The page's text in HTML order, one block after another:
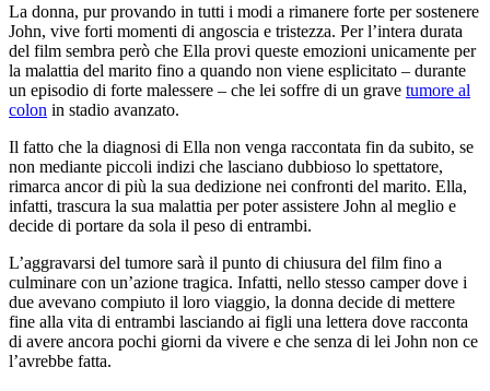
La donna, pur provando in tutti i modi a rimanere forte per sostenere
John, vive forti momenti di angoscia e tristezza. Per l’intera durata
del film sembra però che Ella provi queste emozioni unicamente per
la malattia del marito fino a quando non viene esplicitato – durante
un episodio di forte malessere – che lei soffre di un grave tumore al
colon in stadio avanzato.
Il fatto che la diagnosi di Ella non venga raccontata fin da subito, se
non mediante piccoli indizi che lasciano dubbioso lo spettatore,
rimarca ancor di più la sua dedizione nei confronti del marito. Ella,
infatti, trascura la sua malattia per poter assistere John al meglio e
decide di portare da sola il peso di entrambi.
L’aggravarsi del tumore sarà il punto di chiusura del film fino a
culminare con un’azione tragica. Infatti, nello stesso camper dove i
due avevano compiuto il loro viaggio, la donna decide di mettere
fine alla vita di entrambi lasciando ai figli una lettera dove racconta
di avere ancora pochi giorni da vivere e che senza di lei John non ce
l’avrebbe fatta.